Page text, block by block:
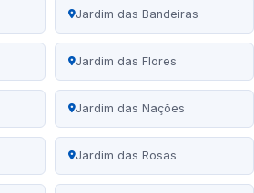
Jardim das Bandeiras
Jardim das Flores
Jardim das Nações
Jardim das Rosas